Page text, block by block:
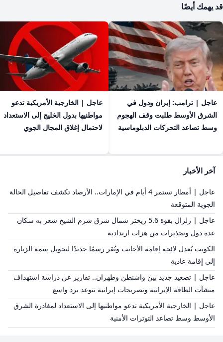
قد يهمك أيضًا
عاجل | ترامب: إيران ودول في
الشرق الأوسط طلبت وقف الهجوم
وسط تصاعد التحركات الدبلوماسية
عاجل | الخارجية الأمريكية تدعو
مواطنيها بدول الخليج إلى الاستعداد
لاحتمال إغلاق المجال الجوي
آخر الأخبار
عاجل | أمطار تستمر 4 أيام في الإمارات.. الأرصاد تكشف تفاصيل الحالة
الجوية المتوقعة
عاجل | زلزال بقوة 5.6 ريختر شمال شرق شرم الشيخ شعر به سكان
عدة دول وتحذيرات من هزات ارتدادية
الكويت تُعدل لائحة إقامة الأجانب وتُقر رسمًا جديدًا لتحويل سمة الزيارة
إلى إقامة عادية
عاجل | تصعيد جديد بين واشنطن وطهران.. تقارير عن دراسة استهداف
منشآت الطاقة الإيرانية وتصريحات إيرانية تتوعد برد واسع
عاجل | الخارجية الأمريكية تدعو مواطنيها إلى الاستعداد لمغادرة الشرق
الأوسط وسط تصاعد التوترات الأمنية